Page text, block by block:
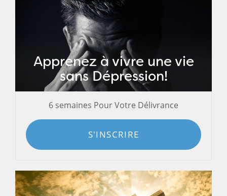
Apprenez à vivre une vie
sans Dépression!
6 semaines Pour Votre Délivrance
S'INSCRIRE